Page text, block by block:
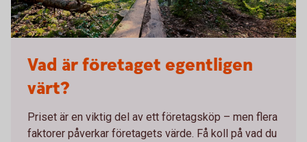
Vad är företaget egentligen
värt?
Priset är en viktig del av ett företagsköp – men flera
faktorer påverkar företagets värde. Få koll på vad du